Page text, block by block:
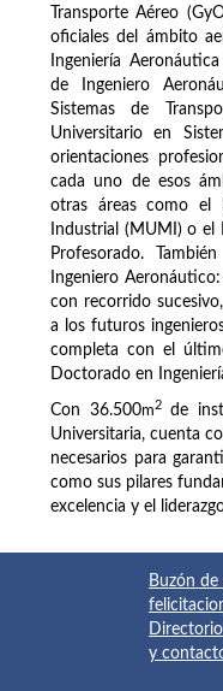
Transporte Aéreo
oficiales del ámbito
Ingeniería
de Ingeniero
Sistemas de
Universitario en
orientaciones
cada uno de esos
otras áreas como el
Industrial (MUMI) o el
Profesorado.
Ingeniero
con recorrido
a los futuros
completa con el
Doctorado en
Con 36.500m2
de
Universitaria, cuenta
necesarios para
como sus pilares
excelencia y el
Buzón de
y